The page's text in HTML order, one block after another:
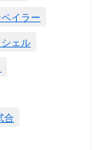
イラー
ェル
合